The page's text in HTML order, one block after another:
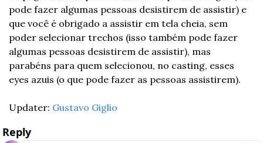
pode fazer algumas pessoas desistirem de assistir) e
que você é obrigado a assistir em tela cheia, sem
poder selecionar trechos (isso também pode fazer
algumas pessoas desistirem de assistir), mas
parabéns para quem selecionou, no casting, esses
eyes azuis (o que pode fazer as pessoas assistirem).
Updater: Gustavo Giglio
Reply